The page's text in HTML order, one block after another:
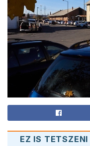
EZ IS TETSZENI